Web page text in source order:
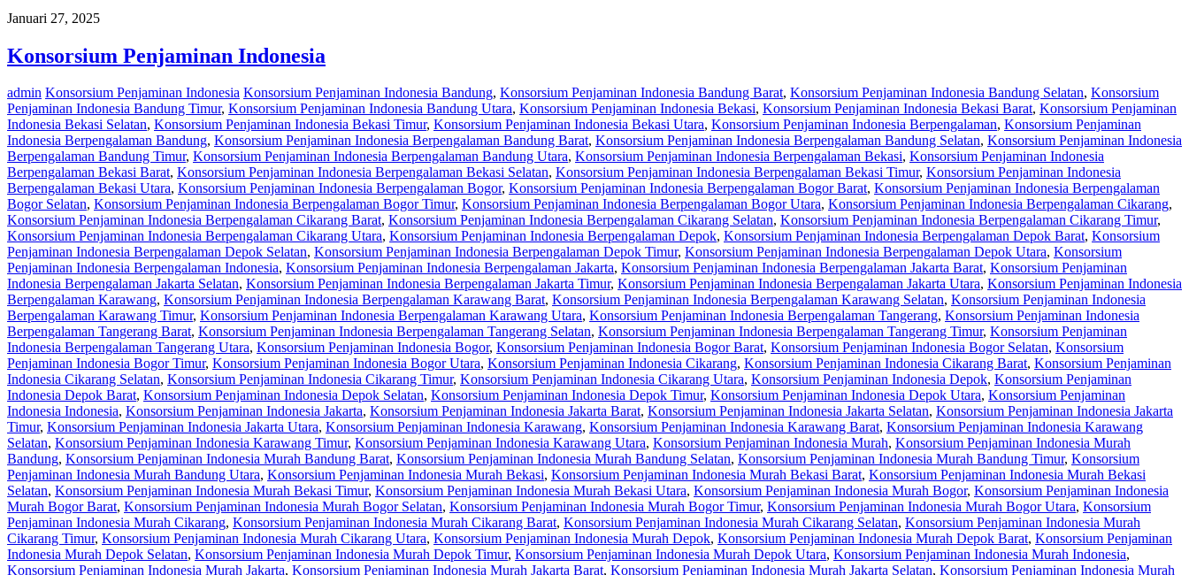
Januari 27, 2025
Konsorsium Penjaminan Indonesia
admin Konsorsium Penjaminan Indonesia Konsorsium Penjaminan Indonesia Bandung, Konsorsium Penjaminan Indonesia Bandung Barat, Konsorsium Penjaminan Indonesia Bandung Selatan, Konsorsium
Penjaminan Indonesia Bandung Timur, Konsorsium Penjaminan Indonesia Bandung Utara, Konsorsium Penjaminan Indonesia Bekasi, Konsorsium Penjaminan Indonesia Bekasi Barat, Konsorsium Penjaminan
Indonesia Bekasi Selatan, Konsorsium Penjaminan Indonesia Bekasi Timur, Konsorsium Penjaminan Indonesia Bekasi Utara, Konsorsium Penjaminan Indonesia Berpengalaman, Konsorsium Penjaminan
Indonesia Berpengalaman Bandung, Konsorsium Penjaminan Indonesia Berpengalaman Bandung Barat, Konsorsium Penjaminan Indonesia Berpengalaman Bandung Selatan, Konsorsium Penjaminan Indonesia
Berpengalaman Bandung Timur, Konsorsium Penjaminan Indonesia Berpengalaman Bandung Utara, Konsorsium Penjaminan Indonesia Berpengalaman Bekasi, Konsorsium Penjaminan Indonesia
Berpengalaman Bekasi Barat, Konsorsium Penjaminan Indonesia Berpengalaman Bekasi Selatan, Konsorsium Penjaminan Indonesia Berpengalaman Bekasi Timur, Konsorsium Penjaminan Indonesia
Berpengalaman Bekasi Utara, Konsorsium Penjaminan Indonesia Berpengalaman Bogor, Konsorsium Penjaminan Indonesia Berpengalaman Bogor Barat, Konsorsium Penjaminan Indonesia Berpengalaman
Bogor Selatan, Konsorsium Penjaminan Indonesia Berpengalaman Bogor Timur, Konsorsium Penjaminan Indonesia Berpengalaman Bogor Utara, Konsorsium Penjaminan Indonesia Berpengalaman Cikarang,
Konsorsium Penjaminan Indonesia Berpengalaman Cikarang Barat, Konsorsium Penjaminan Indonesia Berpengalaman Cikarang Selatan, Konsorsium Penjaminan Indonesia Berpengalaman Cikarang Timur,
Konsorsium Penjaminan Indonesia Berpengalaman Cikarang Utara, Konsorsium Penjaminan Indonesia Berpengalaman Depok, Konsorsium Penjaminan Indonesia Berpengalaman Depok Barat, Konsorsium
Penjaminan Indonesia Berpengalaman Depok Selatan, Konsorsium Penjaminan Indonesia Berpengalaman Depok Timur, Konsorsium Penjaminan Indonesia Berpengalaman Depok Utara, Konsorsium
Penjaminan Indonesia Berpengalaman Indonesia, Konsorsium Penjaminan Indonesia Berpengalaman Jakarta, Konsorsium Penjaminan Indonesia Berpengalaman Jakarta Barat, Konsorsium Penjaminan
Indonesia Berpengalaman Jakarta Selatan, Konsorsium Penjaminan Indonesia Berpengalaman Jakarta Timur, Konsorsium Penjaminan Indonesia Berpengalaman Jakarta Utara, Konsorsium Penjaminan Indonesia
Berpengalaman Karawang, Konsorsium Penjaminan Indonesia Berpengalaman Karawang Barat, Konsorsium Penjaminan Indonesia Berpengalaman Karawang Selatan, Konsorsium Penjaminan Indonesia
Berpengalaman Karawang Timur, Konsorsium Penjaminan Indonesia Berpengalaman Karawang Utara, Konsorsium Penjaminan Indonesia Berpengalaman Tangerang, Konsorsium Penjaminan Indonesia
Berpengalaman Tangerang Barat, Konsorsium Penjaminan Indonesia Berpengalaman Tangerang Selatan, Konsorsium Penjaminan Indonesia Berpengalaman Tangerang Timur, Konsorsium Penjaminan
Indonesia Berpengalaman Tangerang Utara, Konsorsium Penjaminan Indonesia Bogor, Konsorsium Penjaminan Indonesia Bogor Barat, Konsorsium Penjaminan Indonesia Bogor Selatan, Konsorsium
Penjaminan Indonesia Bogor Timur, Konsorsium Penjaminan Indonesia Bogor Utara, Konsorsium Penjaminan Indonesia Cikarang, Konsorsium Penjaminan Indonesia Cikarang Barat, Konsorsium Penjaminan
Indonesia Cikarang Selatan, Konsorsium Penjaminan Indonesia Cikarang Timur, Konsorsium Penjaminan Indonesia Cikarang Utara, Konsorsium Penjaminan Indonesia Depok, Konsorsium Penjaminan
Indonesia Depok Barat, Konsorsium Penjaminan Indonesia Depok Selatan, Konsorsium Penjaminan Indonesia Depok Timur, Konsorsium Penjaminan Indonesia Depok Utara, Konsorsium Penjaminan
Indonesia Indonesia, Konsorsium Penjaminan Indonesia Jakarta, Konsorsium Penjaminan Indonesia Jakarta Barat, Konsorsium Penjaminan Indonesia Jakarta Selatan, Konsorsium Penjaminan Indonesia Jakarta
Timur, Konsorsium Penjaminan Indonesia Jakarta Utara, Konsorsium Penjaminan Indonesia Karawang, Konsorsium Penjaminan Indonesia Karawang Barat, Konsorsium Penjaminan Indonesia Karawang
Selatan, Konsorsium Penjaminan Indonesia Karawang Timur, Konsorsium Penjaminan Indonesia Karawang Utara, Konsorsium Penjaminan Indonesia Murah, Konsorsium Penjaminan Indonesia Murah
Bandung, Konsorsium Penjaminan Indonesia Murah Bandung Barat, Konsorsium Penjaminan Indonesia Murah Bandung Selatan, Konsorsium Penjaminan Indonesia Murah Bandung Timur, Konsorsium
Penjaminan Indonesia Murah Bandung Utara, Konsorsium Penjaminan Indonesia Murah Bekasi, Konsorsium Penjaminan Indonesia Murah Bekasi Barat, Konsorsium Penjaminan Indonesia Murah Bekasi
Selatan, Konsorsium Penjaminan Indonesia Murah Bekasi Timur, Konsorsium Penjaminan Indonesia Murah Bekasi Utara, Konsorsium Penjaminan Indonesia Murah Bogor, Konsorsium Penjaminan Indonesia
Murah Bogor Barat, Konsorsium Penjaminan Indonesia Murah Bogor Selatan, Konsorsium Penjaminan Indonesia Murah Bogor Timur, Konsorsium Penjaminan Indonesia Murah Bogor Utara, Konsorsium
Penjaminan Indonesia Murah Cikarang, Konsorsium Penjaminan Indonesia Murah Cikarang Barat, Konsorsium Penjaminan Indonesia Murah Cikarang Selatan, Konsorsium Penjaminan Indonesia Murah
Cikarang Timur, Konsorsium Penjaminan Indonesia Murah Cikarang Utara, Konsorsium Penjaminan Indonesia Murah Depok, Konsorsium Penjaminan Indonesia Murah Depok Barat, Konsorsium Penjaminan
Indonesia Murah Depok Selatan, Konsorsium Penjaminan Indonesia Murah Depok Timur, Konsorsium Penjaminan Indonesia Murah Depok Utara, Konsorsium Penjaminan Indonesia Murah Indonesia,
Konsorsium Penjaminan Indonesia Murah Jakarta, Konsorsium Penjaminan Indonesia Murah Jakarta Barat, Konsorsium Penjaminan Indonesia Murah Jakarta Selatan, Konsorsium Penjaminan Indonesia Murah